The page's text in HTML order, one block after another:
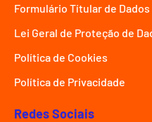
Formulário Títular de Dados
Lei Geral de Proteção de
Política de Cookies
Política de Privacidade
Redes Sociais